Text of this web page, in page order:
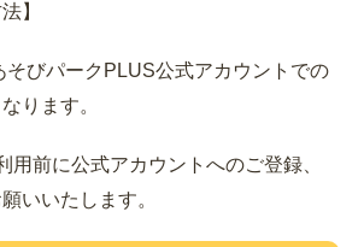
】
そびパークPLUS公式アカウントでの
ります。
用前に公式アカウントへのご登録、
いいたします。